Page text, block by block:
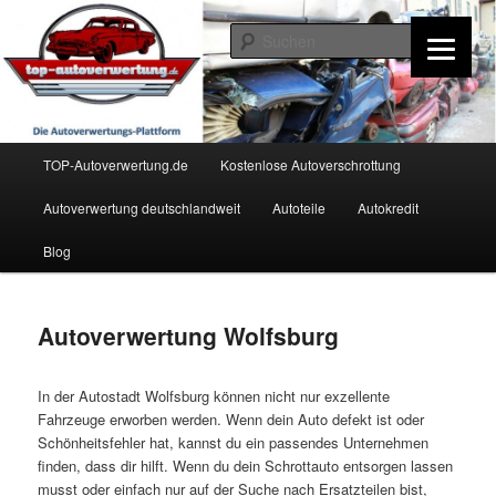
wechseln
TOP-Autoverwertung.de
TOP-Autoverwertung.de Kostenlose Autoverschrottung
Autoverwertung deutschlandweit Autoteile Autokredit
Blog
Autoverwertung Wolfsburg
In der Autostadt Wolfsburg können nicht nur exzellente
Fahrzeuge erworben werden. Wenn dein Auto defekt ist oder
Schönheitsfehler hat, kannst du ein passendes Unternehmen
finden, dass dir hilft. Wenn du dein Schrottauto entsorgen lassen
musst oder einfach nur auf der Suche nach Ersatzteilen bist,